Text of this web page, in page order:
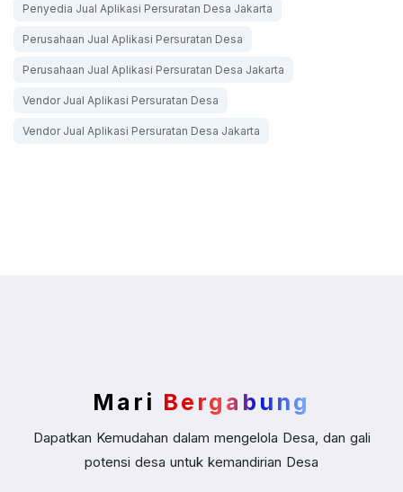
Penyedia Jual Aplikasi Persuratan Desa Jakarta
Perusahaan Jual Aplikasi Persuratan Desa
Perusahaan Jual Aplikasi Persuratan Desa Jakarta
Vendor Jual Aplikasi Persuratan Desa
Vendor Jual Aplikasi Persuratan Desa Jakarta
Mari Bergabung
Dapatkan Kemudahan dalam mengelola Desa, dan gali
potensi desa untuk kemandirian Desa